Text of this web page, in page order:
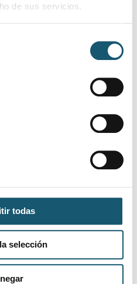
de sus servicios.
todas
selección
ALICANTE para
fines de semana
Técnico farmacia
FARMACEUTICO
ADJUNTO en
3 4
Mostrando21a30de138